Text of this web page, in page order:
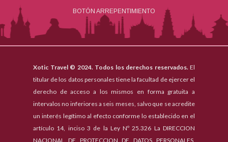
BOTÓN ARREPENTIMIENTO
Xotic Travel © 2024. Todos los derechos reservados.El
titular de los datos personales tiene la facultad de ejercer el
derecho de acceso a los mismos en forma gratuita a
intervalos no inferiores a seis meses, salvo que se acredite
un interés legítimo al efecto conforme lo establecido en el
artículo 14, inciso 3 de la Ley Nº 25.326 La DIRECCION
NACIONAL DE PROTECCION DE DATOS PERSONALES,